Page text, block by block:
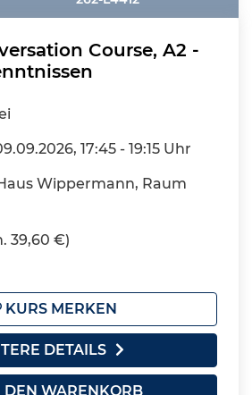
Course, A2 -
17:45 - 19:15 Uhr
Wippermann, Raum
39,60 €)
KURS MERKEN
DETAILS
WARENKORB